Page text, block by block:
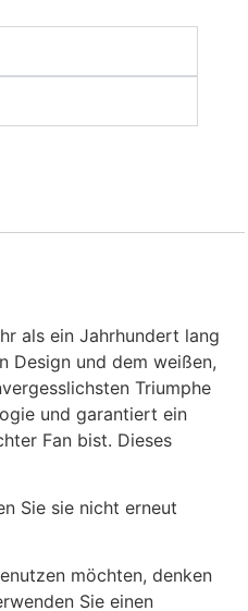
als ein Jahrhundert lang
Design und dem weißen,
Triumphe
und garantiert ein
Fan bist. Dieses
Sie sie nicht erneut
möchten, denken
Sie einen